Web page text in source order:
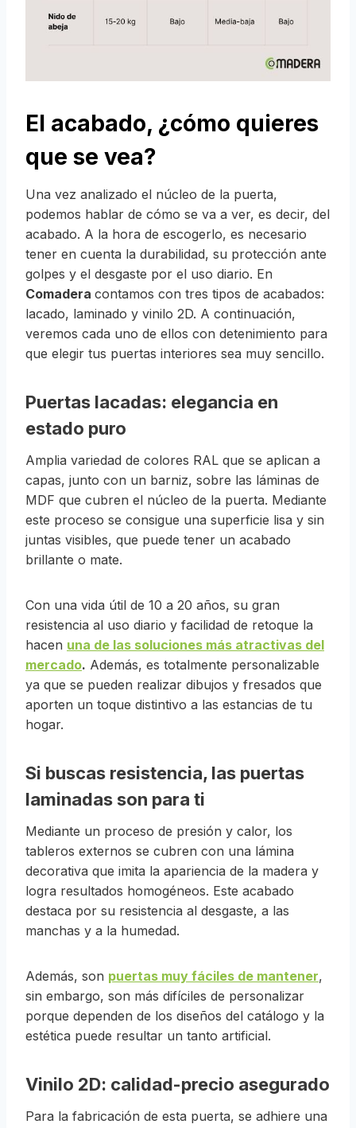
El acabado, ¿cómo quieres
que se vea?
Una vez analizado el núcleo de la puerta,
podemos hablar de cómo se va a ver, es decir, del
acabado. A la hora de escogerlo, es necesario
tener en cuenta la durabilidad, su protección ante
golpes y el desgaste por el uso diario. En
Comadera contamos con tres tipos de acabados:
lacado, laminado y vinilo 2D. A continuación,
veremos cada uno de ellos con detenimiento para
que elegir tus puertas interiores sea muy sencillo.
Puertas lacadas: elegancia en
estado puro
Amplia variedad de colores RAL que se aplican a
capas, junto con un barniz, sobre las láminas de
MDF que cubren el núcleo de la puerta. Mediante
este proceso se consigue una superficie lisa y sin
juntas visibles, que puede tener un acabado
brillante o mate.
Con una vida útil de 10 a 20 años, su gran
resistencia al uso diario y facilidad de retoque la
hacen una de las soluciones más atractivas del
mercado. Además, es totalmente personalizable
ya que se pueden realizar dibujos y fresados que
aporten un toque distintivo a las estancias de tu
hogar.
Si buscas resistencia, las puertas
laminadas son para ti
Mediante un proceso de presión y calor, los
tableros externos se cubren con una lámina
decorativa que imita la apariencia de la madera y
logra resultados homogéneos. Este acabado
destaca por su resistencia al desgaste, a las
manchas y a la humedad.
Además, son puertas muy fáciles de mantener,
sin embargo, son más difíciles de personalizar
porque dependen de los diseños del catálogo y la
estética puede resultar un tanto artificial.
Vinilo 2D: calidad-precio asegurado
Para la fabricación de esta puerta, se adhiere una